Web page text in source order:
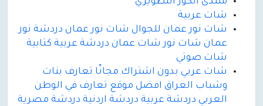
شات عربية
شات نور عمان للجوال شات نور عمان دردشة نور
عمان شات نور شات عمان دردشة عربية كتابية
شات صوتي
شات عربي بدون اشتراك مجانّا تعارف بنات
وشباب العراق افضل موقع تعارف في الوطن
العربي دردشة عربية دردشة اردنية دردشة مصرية